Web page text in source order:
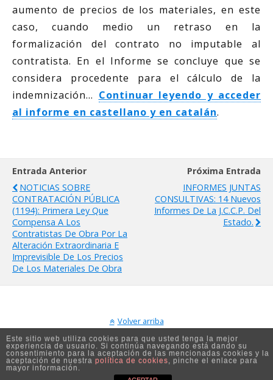
aumento de precios de los materiales, en este
caso, cuando medio un retraso en la
formalización del contrato no imputable al
contratista. En el Informe se concluye que se
considera procedente para el cálculo de la
indemnización… Continuar leyendo y acceder
al informe en castellano y en catalán.
Entrada Anterior
NOTICIAS SOBRE
CONTRATACIÓN PÚBLICA
(1194): Primera Ley Que
Compensa A Los
Contratistas De Obra Por La
Alteración Extraordinaria E
Imprevisible De Los Precios
De Los Materiales De Obra
Próxima Entrada
INFORMES JUNTAS
CONSULTIVAS: 14 Nuevos
Informes De La J.C.C.P. Del
Estado.
Volver arriba
Móvil Escritorio
Este sitio web utiliza cookies para que usted tenga la mejor
experiencia de usuario. Si continúa navegando está dando su
consentimiento para la aceptación de las mencionadas cookies y la
aceptación de nuestra política de cookies, pinche el enlace para
mayor información.